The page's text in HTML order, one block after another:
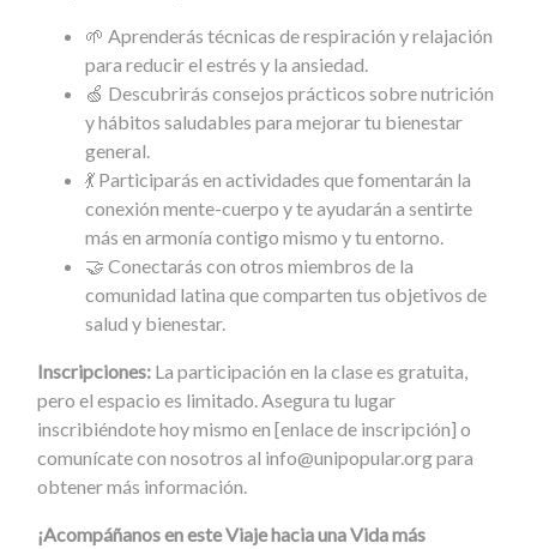
🌱 Aprenderás técnicas de respiración y relajación
para reducir el estrés y la ansiedad.
🍏 Descubrirás consejos prácticos sobre nutrición
y hábitos saludables para mejorar tu bienestar
general.
💃 Participarás en actividades que fomentarán la
conexión mente-cuerpo y te ayudarán a sentirte
más en armonía contigo mismo y tu entorno.
🤝 Conectarás con otros miembros de la
comunidad latina que comparten tus objetivos de
salud y bienestar.
Inscripciones: La participación en la clase es gratuita,
pero el espacio es limitado. Asegura tu lugar
inscribiéndote hoy mismo en [enlace de inscripción] o
comunícate con nosotros al info@unipopular.orgpara
obtener más información.
¡Acompáñanos en este Viaje hacia una Vida más